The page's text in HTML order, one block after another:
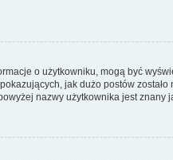
o użytkowniku, mogą być
jak dużo postów
nazwy użytkownika jest znany